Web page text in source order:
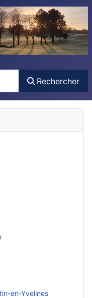
Rechercher
en-Yvelines